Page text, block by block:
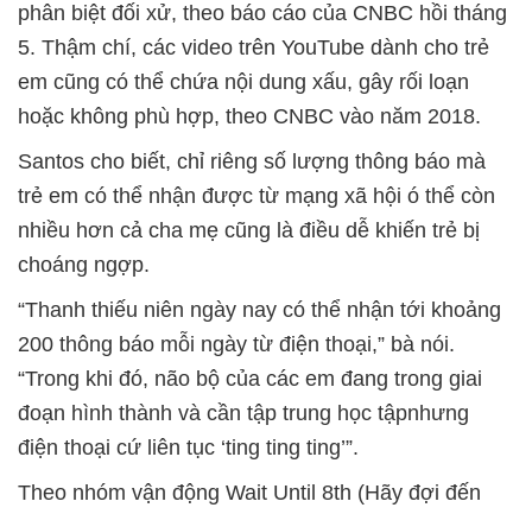
phân biệt đối xử, theo báo cáo của CNBC hồi tháng
5. Thậm chí, các video trên YouTube dành cho trẻ
em cũng có thể chứa nội dung xấu, gây rối loạn
hoặc không phù hợp, theo CNBC vào năm 2018.
Santos cho biết, chỉ riêng số lượng thông báo mà
trẻ em có thể nhận được từ mạng xã hội ó thể còn
nhiều hơn cả cha mẹ cũng là điều dễ khiến trẻ bị
choáng ngợp.
“Thanh thiếu niên ngày nay có thể nhận tới khoảng
200 thông báo mỗi ngày từ điện thoại,” bà nói.
“Trong khi đó, não bộ của các em đang trong giai
đoạn hình thành và cần tập trung học tậpnhưng
điện thoại cứ liên tục ‘ting ting ting’”.
Theo nhóm vận động Wait Until 8th (Hãy đợi đến